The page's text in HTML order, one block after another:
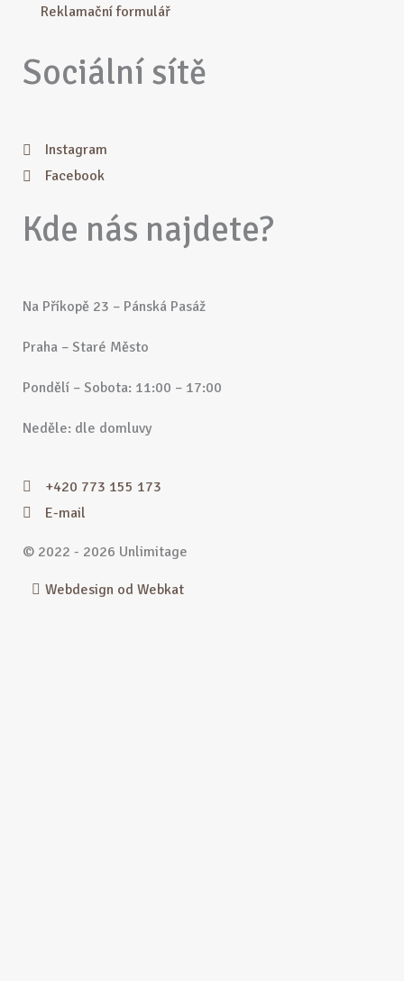
Reklamační formulář
Sociální sítě
Instagram
Facebook
Kde nás najdete?
Na Příkopě 23 – Pánská Pasáž
Praha – Staré Město
Pondělí – Sobota: 11:00 – 17:00
Neděle: dle domluvy
+420 773 155 173
E-mail
© 2022 - 2026 Unlimitage
Webdesign od Webkat